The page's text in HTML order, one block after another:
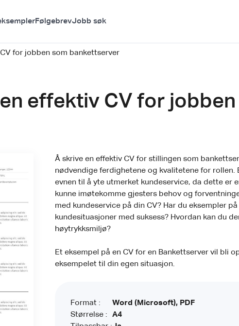
FølgebrevJobb søk
for jobben som bankettserver
effektiv CV for jobben
Å skrive en effektiv CV for stillingen som
nødvendige ferdighetene og kvalitetene for
evnen til å yte utmerket kundeservice, da dette er
kunne imøtekomme gjesters behov og
med kundeservice på din CV? Har du eksempler
kundesituasjoner med suksess? Hvordan kan du
høytrykksmiljø?
Et eksempel på en CV for en Bankettserver vil bli
eksempelet til din egen situasjon.
Format :
Størrelse :
Word (Microsoft), PDF
A4